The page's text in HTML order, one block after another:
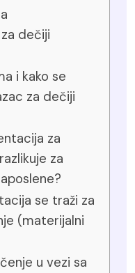
dečiji
i kako se
za dečiji
za
za
se traži za
(materijalni
u vezi sa